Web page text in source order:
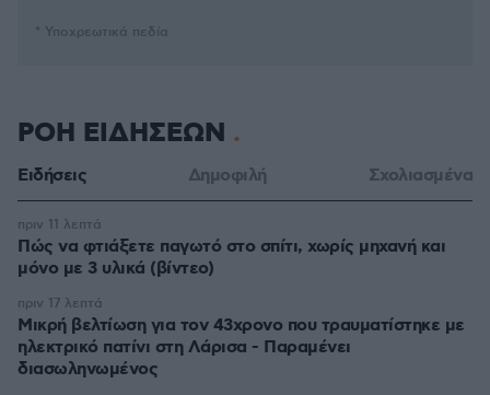
* Υποχρεωτικά πεδία
ΡΟΗ ΕΙΔΗΣΕΩΝ
Ειδήσεις Δημοφιλή Σχολιασμένα
Πώς να φτιάξετε παγωτό στο σπίτι, χωρίς μηχανή και
μόνο με 3 υλικά (βίντεο)
πριν 11 λεπτά
Μικρή βελτίωση για τον 43χρονο που τραυματίστηκε με
ηλεκτρικό πατίνι στη Λάρισα - Παραμένει
διασωληνωμένος
πριν 17 λεπτά